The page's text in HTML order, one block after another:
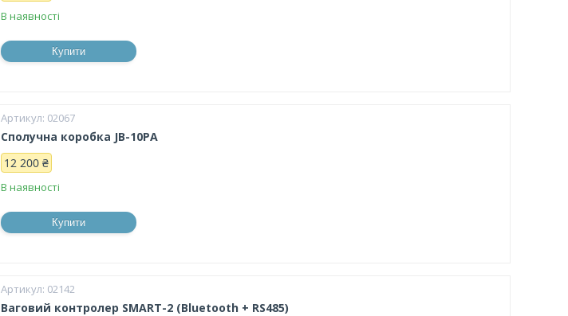
В наявності
Купити
02067
Сполучна коробка JB-10PA
12 200 ₴
В наявності
Купити
02142
Ваговий контролер SMART-2 (Bluetooth + RS485)